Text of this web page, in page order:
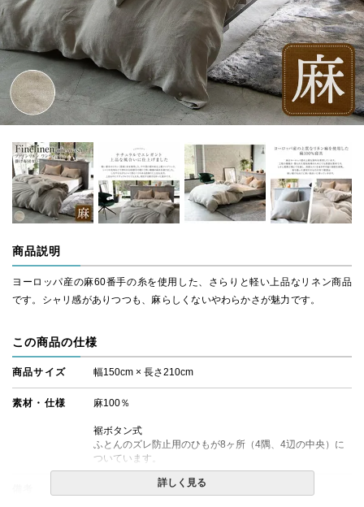
商品説明
ヨーロッパ産の麻60番手の糸を使用した、さらりと軽い上品なリネン商品
です。シャリ感がありつつも、麻らしくないやわらかさが魅力です。
この商品の仕様
商品サイズ 幅150cm × 長さ210cm
素材・仕様 麻100％
裾ボタン式
ふとんのズレ防止用のひもが8ヶ所（4隅、4辺の中央）に
ついています。
・配達日指定ＯＫ！
詳しく見る